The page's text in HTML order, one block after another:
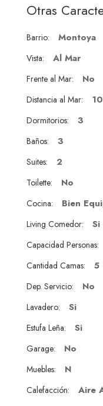
Otras
Barrio: Montoya
Vista: Al Mar
Frente al Mar: No
Distancia al Mar:
Dormitorios: 3
Baños: 3
Suites: 2
Toilette: No
Cocina: Bien
Living Comedor: Si
Capacidad Personas:
Cantidad Camas: 5
Dep. Servicio: No
Lavadero: Si
Estufa Leña: Si
Garage: No
Muebles: N
Calefacción: Aire